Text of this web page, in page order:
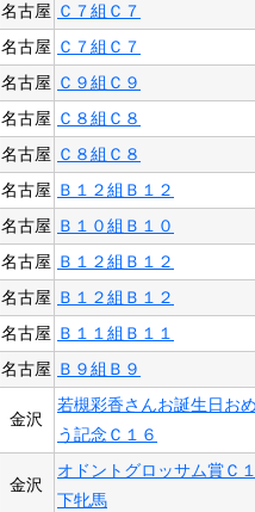
名古屋 Ｃ７組Ｃ７
名古屋 Ｃ７組Ｃ７
名古屋 Ｃ９組Ｃ９
名古屋 Ｃ８組Ｃ８
名古屋 Ｃ８組Ｃ８
名古屋 Ｂ１２組Ｂ１２
名古屋 Ｂ１０組Ｂ１０
名古屋 Ｂ１２組Ｂ１２
名古屋 Ｂ１２組Ｂ１２
名古屋 Ｂ１１組Ｂ１１
名古屋 Ｂ９組Ｂ９
金沢
若槻彩香さんお誕生日お
う記念Ｃ１６
金沢
オドントグロッサム賞Ｃ
下牝馬